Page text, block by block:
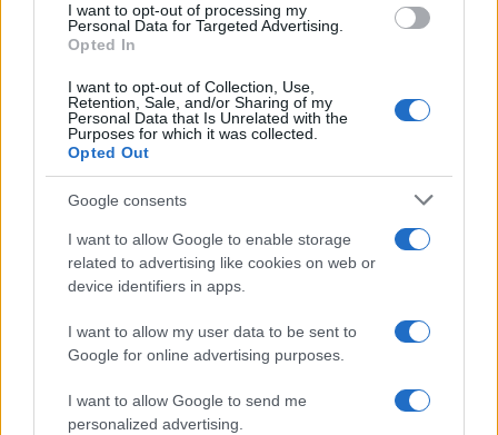
I want to opt-out of processing my
Personal Data for Targeted Advertising.
Opted In
I want to opt-out of Collection, Use,
Retention, Sale, and/or Sharing of my
Personal Data that Is Unrelated with the
Purposes for which it was collected.
Opted Out
Google consents
I want to allow Google to enable storage
related to advertising like cookies on web or
device identifiers in apps.
I want to allow my user data to be sent to
Google for online advertising purposes.
I want to allow Google to send me
personalized advertising.
AUTORE
AiAdhubMedia